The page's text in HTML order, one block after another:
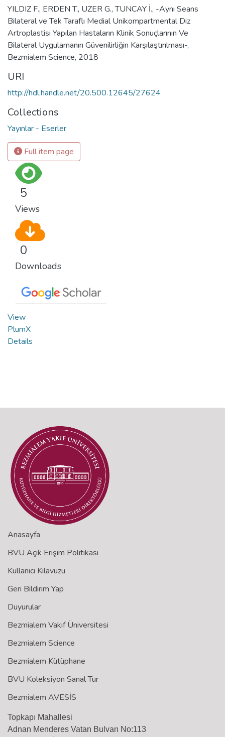
YILDIZ F., ERDEN T., UZER G., TUNCAY İ., -Aynı Seans
Bilateral ve Tek Taraflı Medial Unikompartmental Diz
Artroplastisi Yapılan Hastaların Klinik Sonuçlarının Ve
Bilateral Uygulamanın Güvenilirliğin Karşılaştırılması-,
Bezmialem Science, 2018
URI
http://hdl.handle.net/20.500.12645/27624
Collections
Yayınlar - Eserler
Full item page
5
Views
0
Downloads
View
PlumX
Details
Anasayfa
BVU Açık Erişim Politikası
Kullanıcı Kılavuzu
Geri Bildirim Yap
Duyurular
Bezmialem Vakıf Üniversitesi
Bezmialem Science
Bezmialem Kütüphane
BVU Koleksiyon Sanal Tur
Bezmialem AVESİS
Topkapı Mahallesi
Adnan Menderes Vatan Bulvarı No:113